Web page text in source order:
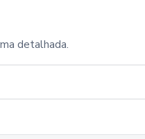
detalhada.